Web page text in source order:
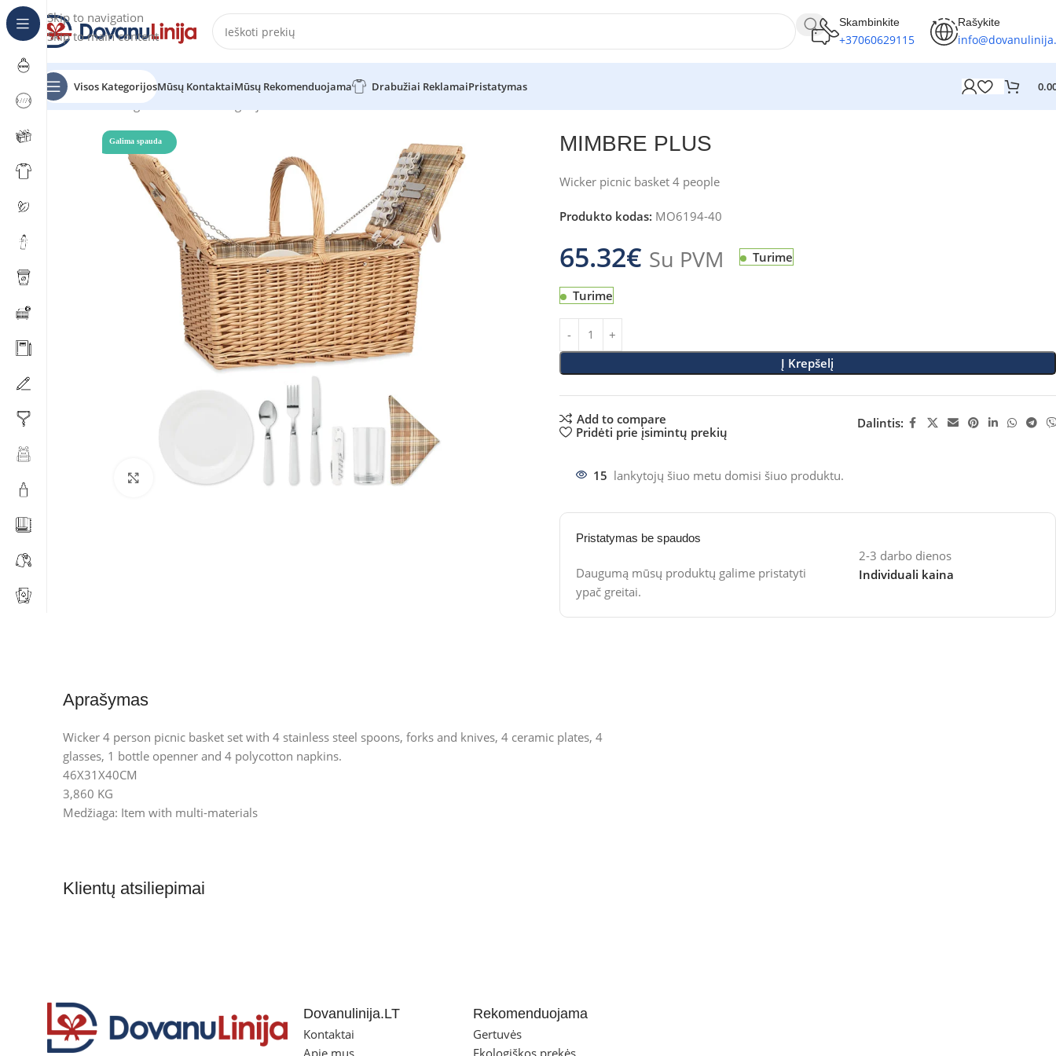
Skip to navigation
Skip to main content
Skambinkite
+37060629115
Rašykite
Visos KategorijosMūsų KontaktaiMūsų Rekomenduojama Drabužiai ReklamaiPristatymas
Pradžia Katalogas
Galima spauda
Click to enlarge
MIMBRE PLUS
Wicker picnic basket 4 people
Produkto kodas: MO6194-40
65.32€ Su PVM Turime
Turime
Į Krepšelį
Add to compare
Pridėti prie įsimintų prekių
Dalintis:
15 lankytojų šiuo metu domisi šiuo produktu.
Pristatymas be spaudos
Daugumą mūsų produktų galime pristatyti
ypač greitai.
2-3 darbo dienos
Individuali kaina
Aprašymas
Wicker 4 person picnic basket set with 4 stainless steel spoons, forks and knives, 4 ceramic plates, 4
glasses, 1 bottle openner and 4 polycotton napkins.
46X31X40CM
3,860 KG
Medžiaga: Item with multi-materials
Klientų atsiliepimai
Dovanulinija.LT
Kontaktai
Rekomenduojama
Gertuvės